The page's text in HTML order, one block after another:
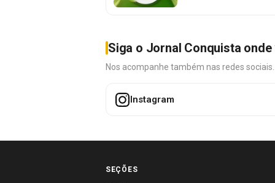
Siga o Jornal Conquista
Nos acompanhe também nas redes
Instagram
SEÇÕES